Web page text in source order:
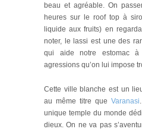
beau et agréable. On
heures sur le roof top à
liquide aux fruits) en
noter, le lassi est une des
qui aide notre estomac
agressions qu’on lui impose
Cette ville blanche est un
au même titre queVaranasi
unique temple du monde
dieux. On ne va pas